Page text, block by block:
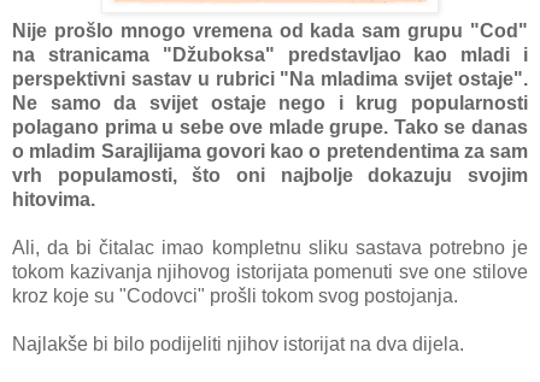
Nije prošlo mnogo vremena od kada sam grupu "Cod"
na stranicama "Džuboksa" predstavljao kao mladi i
perspektivni sastav u rubrici "Na mladima svijet ostaje".
Ne samo da svijet ostaje nego i krug popularnosti
polagano prima u sebe ove mlade grupe. Tako se danas
o mladim Sarajlijama govori kao o pretendentima za sam
vrh populamosti, što oni najbolje dokazuju svojim
hitovima.
Ali, da bi čitalac imao kompletnu sliku sastava potrebno je
tokom kazivanja njihovog istorijata pomenuti sve one stilove
kroz koje su "Codovci" prošli tokom svog postojanja.
Najlakše bi bilo podijeliti njihov istorijat na dva dijela.